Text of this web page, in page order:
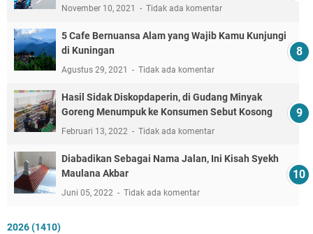
November 10, 2021 Tidak ada komentar
5 Cafe Bernuansa Alam yang Wajib Kamu Kunjungi
di Kuningan
Agustus 29, 2021 Tidak ada komentar
Hasil Sidak Diskopdaperin, di Gudang Minyak
Goreng Menumpuk ke Konsumen Sebut Kosong
Februari 13, 2022 Tidak ada komentar
Diabadikan Sebagai Nama Jalan, Ini Kisah Syekh
Maulana Akbar
Juni 05, 2022 Tidak ada komentar
2026(1410)